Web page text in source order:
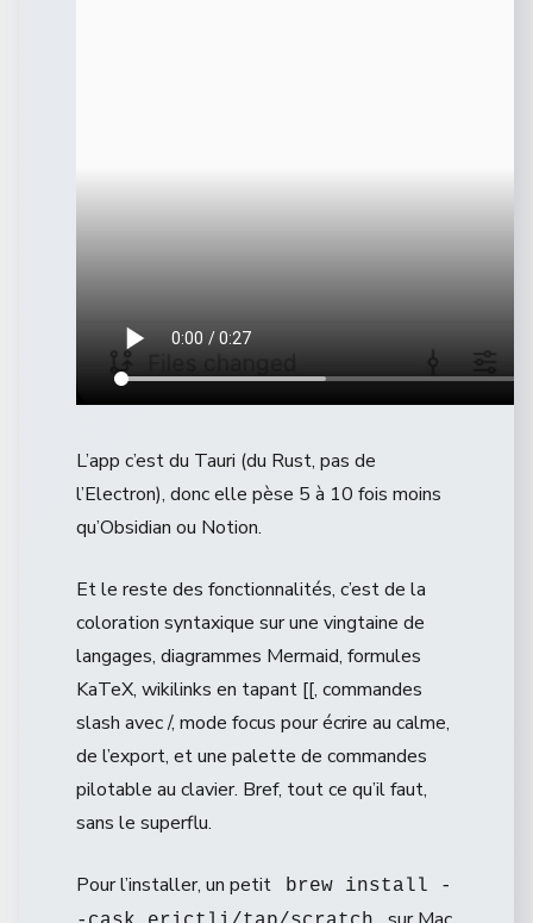
L’app c’est du Tauri (du Rust, pas de
l’Electron), donc elle pèse 5 à 10 fois moins
qu’Obsidian ou Notion.
Et le reste des fonctionnalités, c’est de la
coloration syntaxique sur une vingtaine de
langages, diagrammes Mermaid, formules
KaTeX, wikilinks en tapant [[, commandes
slash avec /, mode focus pour écrire au calme,
de l’export, et une palette de commandes
pilotable au clavier. Bref, tout ce qu’il faut,
sans le superflu.
Pour l’installer, un petit
brew install -